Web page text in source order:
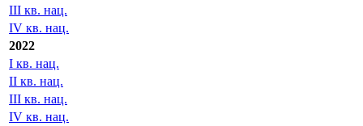
III кв. нац.
IV кв. нац.
2022
I кв. нац.
II кв. нац.
III кв. нац.
IV кв. нац.